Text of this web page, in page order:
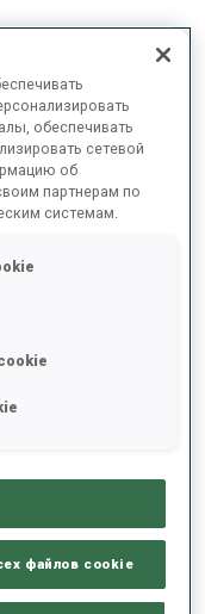
обеспечивать
сетевой
об
партнерам по
системам.
файлов cookie